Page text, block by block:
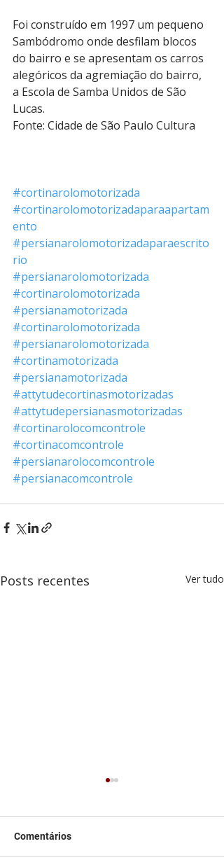
Foi construído em 1997 um pequeno
Sambódromo onde desfilam blocos
do bairro e se apresentam os carros
alegóricos da agremiação do bairro,
a Escola de Samba Unidos de São
Lucas.
Fonte: Cidade de São Paulo Cultura
#cortinarolomotorizada
#cortinarolomotorizadaparaapartam
ento
#persianarolomotorizadaparaescrito
rio
#persianarolomotorizada
#cortinarolomotorizada
#persianamotorizada
#cortinarolomotorizada
#persianarolomotorizada
#cortinamotorizada
#persianamotorizada
#attytudecortinasmotorizadas
#attytudepersianasmotorizadas
#cortinarolocomcontrole
#cortinacomcontrole
#persianarolocomcontrole
#persianacomcontrole
Posts recentes Ver tudo
Comentários